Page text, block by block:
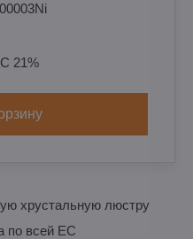
21%
хрустальную люстру
по всей ЕС